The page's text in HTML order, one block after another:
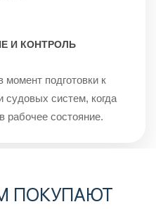
И КОНТРОЛЬ
момент подготовки к
судовых систем, когда
рабочее состояние.
ПОКУПАЮТ